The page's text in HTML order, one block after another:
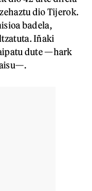
dio Tijerok.
badela,
Iñaki
dute —hark